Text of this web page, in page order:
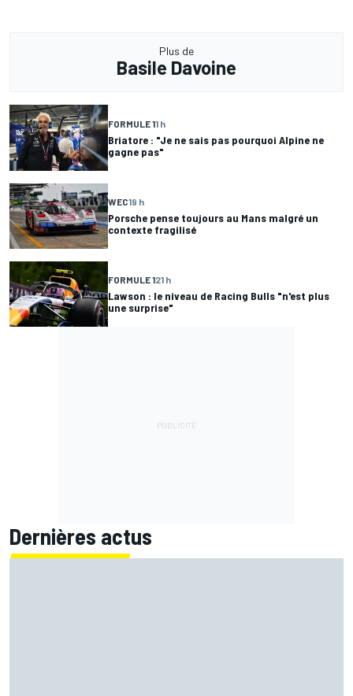
Plus de
Basile Davoine
FORMULE 11 h
Briatore : "Je ne sais pas pourquoi Alpine ne
gagne pas"
WEC19 h
Porsche pense toujours au Mans malgré un
contexte fragilisé
FORMULE 121 h
Lawson : le niveau de Racing Bulls "n'est plus
une surprise"
Dernières actus